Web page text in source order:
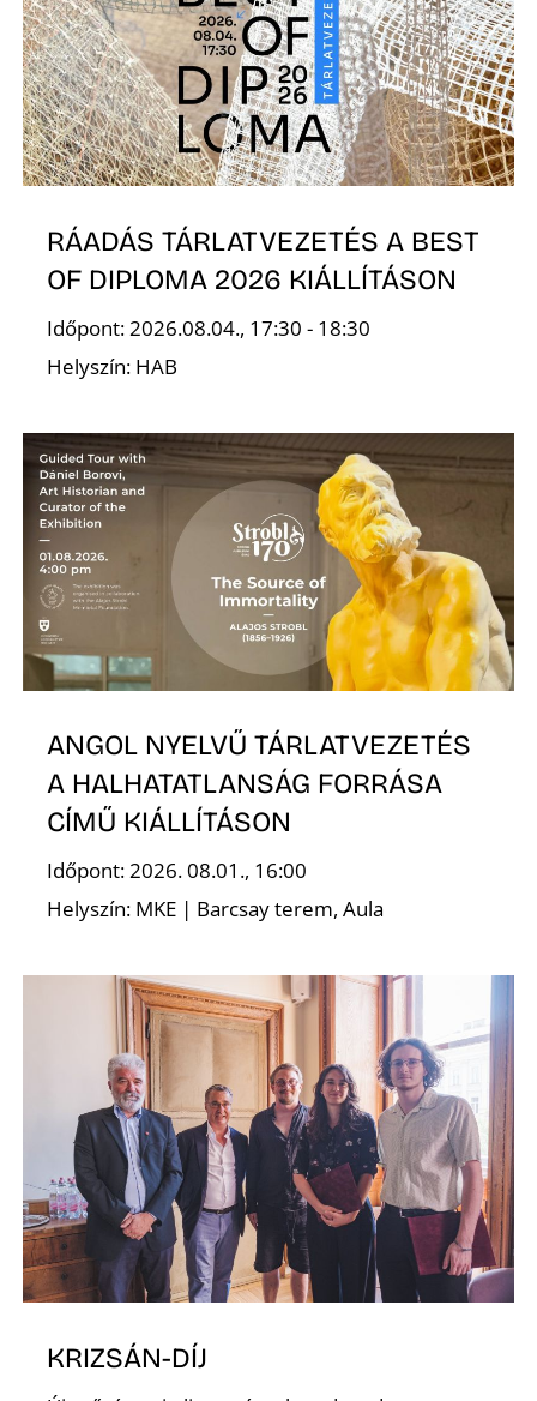
RÁADÁS TÁRLATVEZETÉS A BEST
OF DIPLOMA 2026 KIÁLLÍTÁSON
Időpont: 2026.08.04., 17:30 - 18:30
Helyszín: HAB
ANGOL NYELVŰ TÁRLATVEZETÉS
A HALHATATLANSÁG FORRÁSA
CÍMŰ KIÁLLÍTÁSON
Időpont: 2026. 08.01., 16:00
Helyszín: MKE | Barcsay terem, Aula
KRIZSÁN-DÍJ